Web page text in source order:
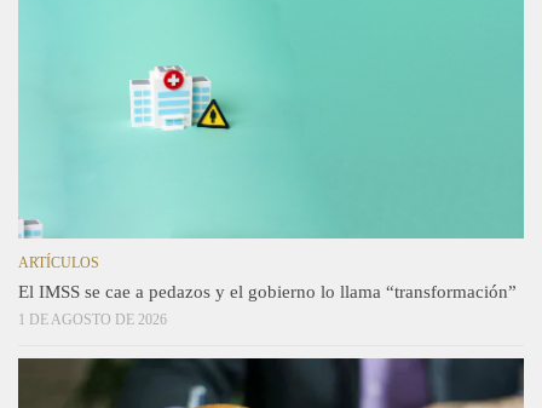
ARTÍCULOS
El IMSS se cae a pedazos y el gobierno lo llama “transformación”
1 DE AGOSTO DE 2026